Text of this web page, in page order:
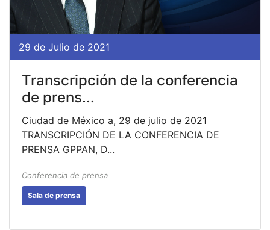
29 de Julio de 2021
Transcripción de la conferencia
de prens...
Ciudad de México a, 29 de julio de 2021
TRANSCRIPCIÓN DE LA CONFERENCIA DE
PRENSA GPPAN, D...
Conferencia de prensa
Sala de prensa